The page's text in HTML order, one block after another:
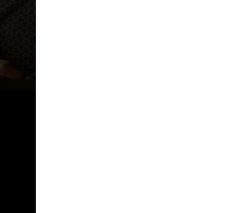
Confira, a seguir,